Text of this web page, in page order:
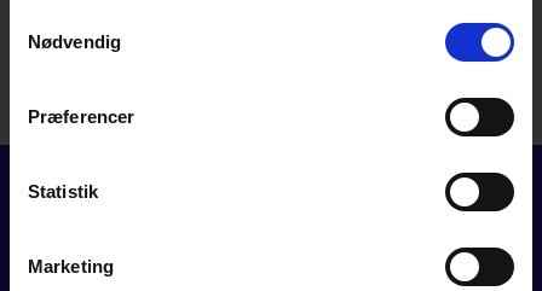
hjørne på websitet.
Nødvendig
Præferencer
Statistik
Marketing
DOWNLOAD